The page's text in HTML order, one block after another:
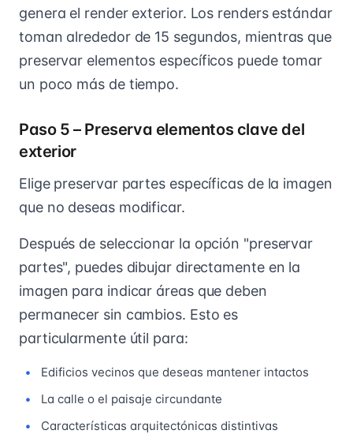
genera el render exterior. Los renders estándar
toman alrededor de 15 segundos, mientras que
preservar elementos específicos puede tomar
un poco más de tiempo.
Paso 5 – Preserva elementos clave del
exterior
Elige preservar partes específicas de la imagen
que no deseas modificar.
Después de seleccionar la opción "preservar
partes", puedes dibujar directamente en la
imagen para indicar áreas que deben
permanecer sin cambios. Esto es
particularmente útil para:
Edificios vecinos que deseas mantener intactos
La calle o el paisaje circundante
Características arquitectónicas distintivas